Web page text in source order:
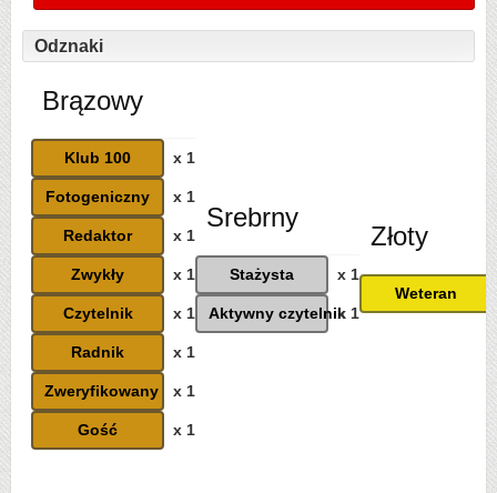
Odznaki
Brązowy
Klub 100 x 1
Fotogeniczny x 1
Redaktor x 1
Zwykły x 1
Czytelnik x 1
Radnik x 1
Zweryfikowany x 1
Gość x 1
Srebrny
Stażysta x 1
Aktywny czytelnikx 1
Złoty
Weteran